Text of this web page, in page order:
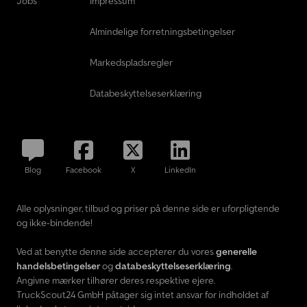
til to personer, der ønsker at rejse komfortabelt og uafhængigt.
til at fortryde købet.
Almindelige forretningsbetingelser
Markedspladsregler
Databeskyttelseserklæring
Blog Facebook X LinkedIn
Alle oplysninger, tilbud og priser på denne side er uforpligtende
og ikke-bindende!
Ved at benytte denne side accepterer du voresgenerelle
handelsbetingelserogdatabeskyttelseserklæring.
Angivne mærker tilhører deres respektive ejere.
TruckScout24 GmbH påtager sig intet ansvar for indholdet af